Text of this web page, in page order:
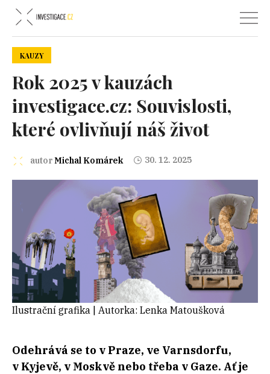
KAUZY
Rok 2025 v kauzách
investigace.cz: Souvislosti,
které ovlivňují náš život
autorMichal Komárek 30. 12. 2025
Ilustrační grafika | Autorka: Lenka Matoušková
Odehrává se to v Praze, ve Varnsdorfu,
v Kyjevě, v Moskvě nebo třeba v Gaze. Ať je